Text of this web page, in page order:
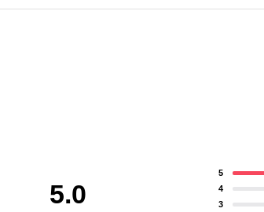
5.0
5
4
3